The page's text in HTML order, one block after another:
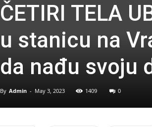
ČETIRI TELA
u stanicu na
da nađu svoju
By Admin - May 3, 2023 1409 0